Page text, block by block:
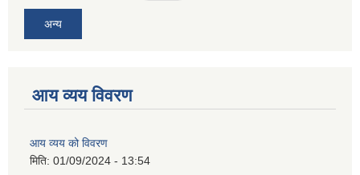
अन्य
आय व्यय विवरण
आय व्यय को विवरण
मिति: 01/09/2024 - 13:54